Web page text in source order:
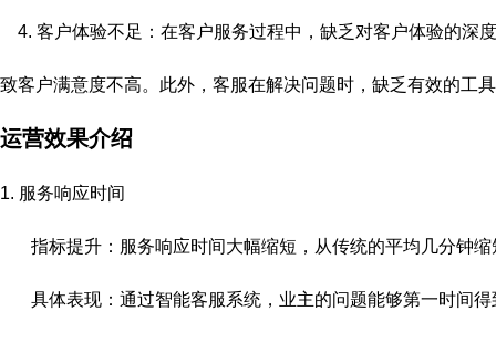
4. 客户体验不足：在客户服务过程中，缺乏对客户体验的深
致客户满意度不高。此外，客服在解决问题时，缺乏有效的工
运营效果介绍
1. 服务响应时间
指标提升：服务响应时间大幅缩短，从传统的平均几分钟
具体表现：通过智能客服系统，业主的问题能够第一时间